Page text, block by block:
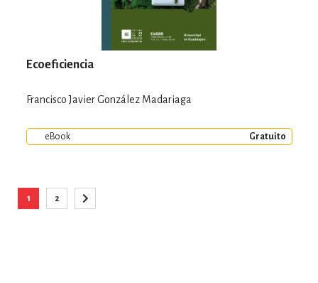
Ecoeficiencia
Francisco Javier González Madariaga
eBook Gratuito
Está viendo la página
1
Página
2
Página
Siguiente